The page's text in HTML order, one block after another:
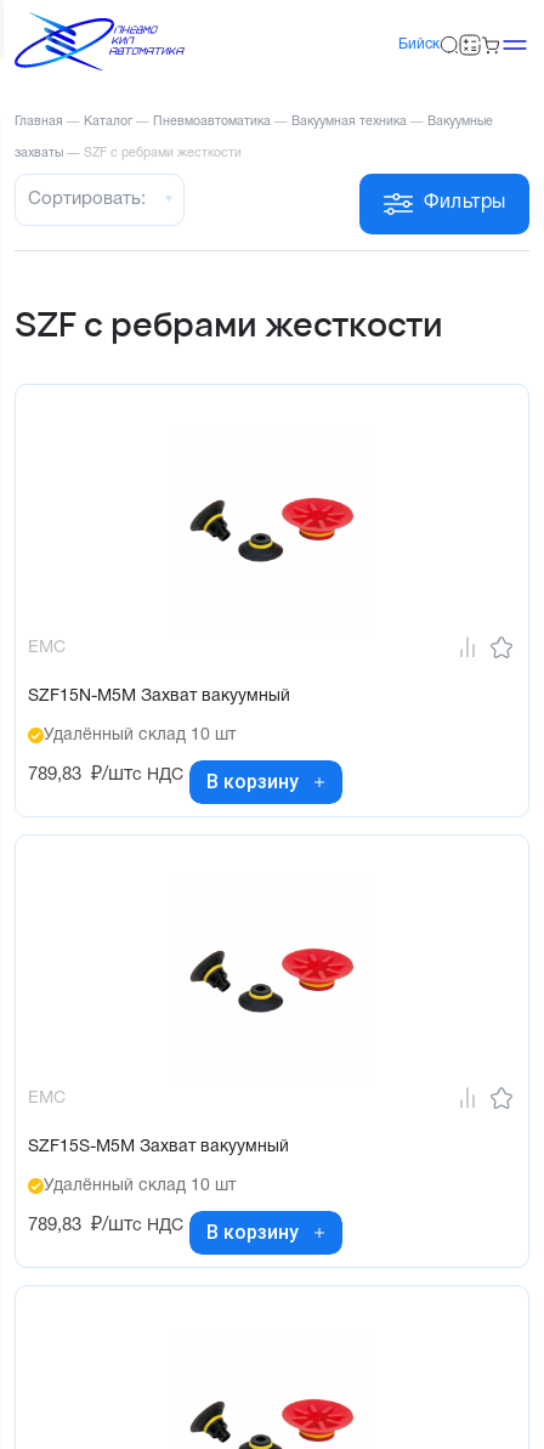
Бийск
Главная — Каталог — Пневмоавтоматика — Вакуумная техника — Вакуумные
захваты — SZF с ребрами жесткости
Фильтры
Сортировать:
SZF с ребрами жесткости
EMC
SZF15N-M5M Захват вакуумный
Удалённый склад 10 шт
789,83 ₽/штс НДС В корзину
EMC
SZF15S-M5M Захват вакуумный
Удалённый склад 10 шт
789,83 ₽/штс НДС В корзину